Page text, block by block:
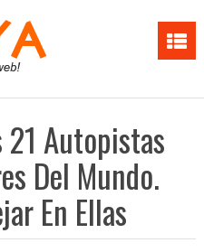
21 Autopistas
Del Mundo.
En Ellas